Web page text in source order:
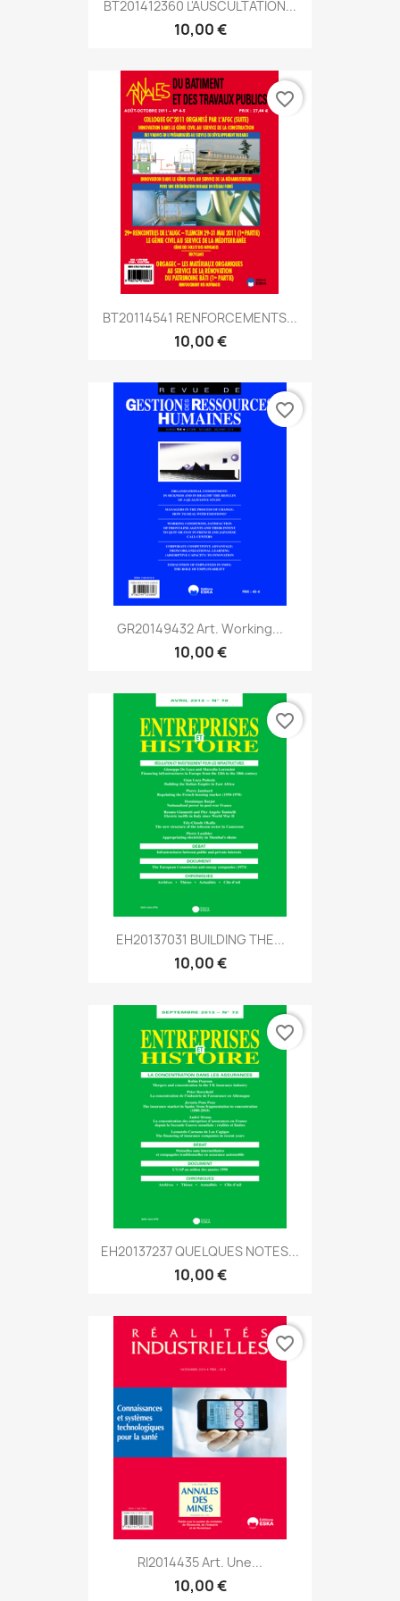
BT201412360 L'AUSCULTATION...
10,00 €
BT20114541 RENFORCEMENTS...
10,00 €
favorite_border
GR20149432 Art. Working...
10,00 €
favorite_border
EH20137031 BUILDING THE...
10,00 €
favorite_border
EH20137237 QUELQUES NOTES...
10,00 €
favorite_border
RI2014435 Art. Une...
10,00 €
favorite_border